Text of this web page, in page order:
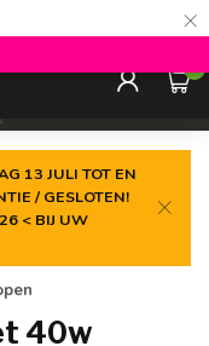
×
0
13 JULI TOT EN
/ GESLOTEN!
< BIJ UW
40w